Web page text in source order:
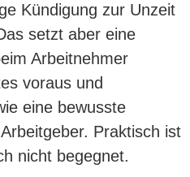
Kündigung zur Unzeit
setzt aber eine
Arbeitnehmer
voraus und
eine bewusste
Praktisch ist
nicht begegnet.